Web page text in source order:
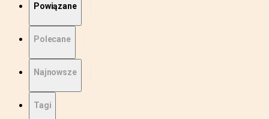
Powiązane
Polecane
Najnowsze
Tagi